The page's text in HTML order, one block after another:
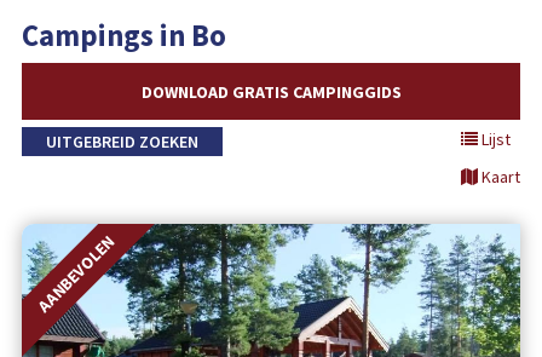
Campings in Bo
DOWNLOAD GRATIS CAMPINGGIDS
UITGEBREID ZOEKEN
Lijst
Kaart
AANBEVOLEN